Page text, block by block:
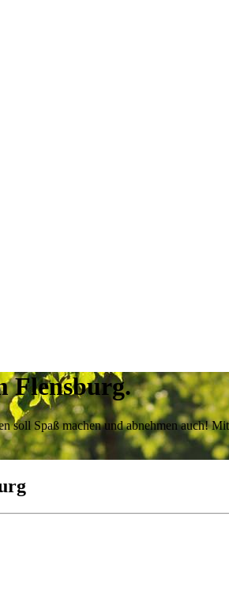
Flensburg.
soll Spaß machen und abnehmen auch!